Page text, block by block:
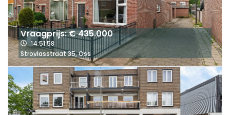
Vraagprijs: € 435.000
14:51:57
Strovlasstraat35,Oss